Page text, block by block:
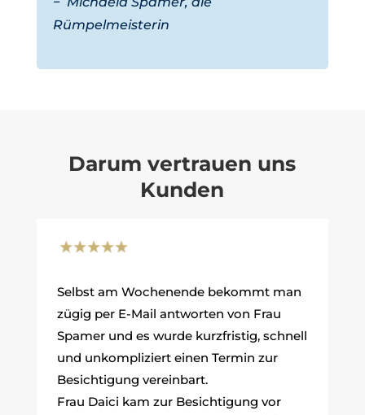
Rümpelmeisterin
Darum vertrauen uns
Kunden
Selbst am Wochenende bekommt man
zügig per E-Mail antworten von Frau
Spamer und es wurde kurzfristig, schnell
und unkompliziert einen Termin zur
Besichtigung vereinbart.
Frau Daici kam zur Besichtigung vor